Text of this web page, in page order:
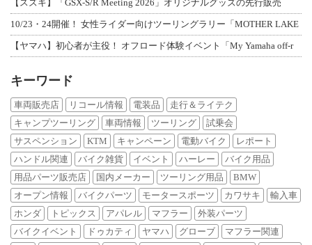
【スズキ】「GSX-S/R Meeting 2026」オリジナルグッズの先行販売
10/23・24開催！ 女性ライダー向けツーリングラリー「MOTHER LAKE
【ヤマハ】初心者が主役！ オフロード体験イベント「My Yamaha off-r
キーワード
車両販売店 リコール情報 電装品
走行＆ライテク
キャンプツーリング
車両情報 ツーリング
試乗会
サスペンション
KTM キャンペーン 電動バイク
レポート
ハンドル関連
バイク雑貨 イベント ハーレー
バイク用品
用品パーツ販売店
国内メーカー ツーリング用品
BMW
オープン情報
バイクパーツ モータースポーツ カワサキ
輸入車
ホンダ
トピックス アパレル マフラー
外装パーツ
バイクイベント
ドゥカティ ヤマハ グローブ
マフラー関連